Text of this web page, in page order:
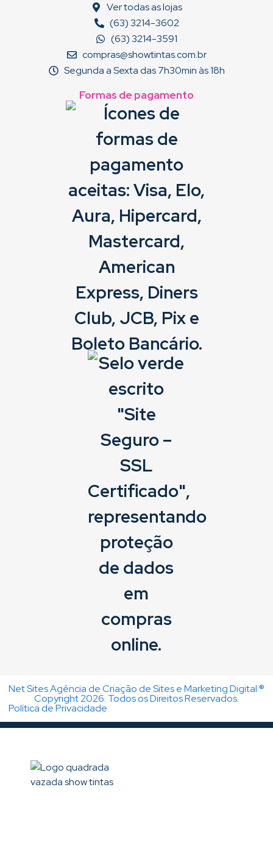
Ver todas as lojas
(63) 3214-3602
(63) 3214-3591
compras@showtintas.com.br
Segunda a Sexta das 7h30min às 18h
Formas de pagamento
Net Sites Agência de Criação de Sites e Marketing Digital ®
Copyright 2026. Todos os Direitos Reservados.
Política de Privacidade